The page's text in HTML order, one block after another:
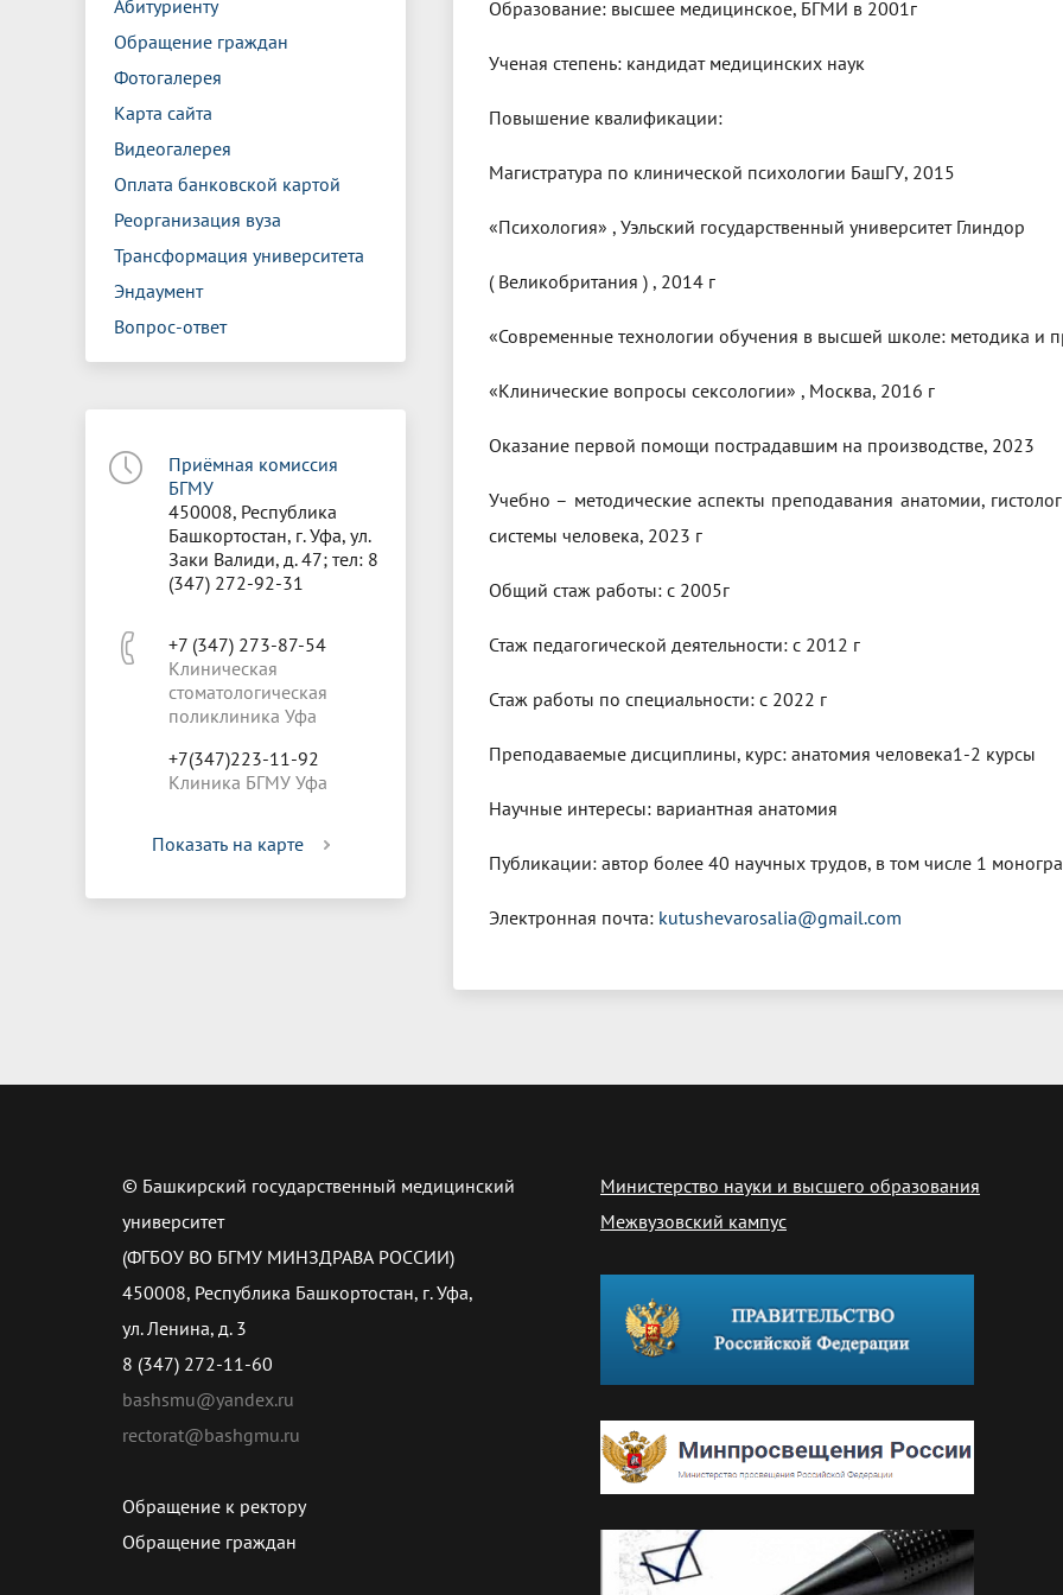
Абитуриенту
Обращение граждан
Фотогалерея
Карта сайта
Видеогалерея
Оплата банковской картой
Реорганизация вуза
Трансформация университета
Эндаумент
Вопрос-ответ
Приёмная комиссия
БГМУ
450008, Республика
Башкортостан, г. Уфа, ул.
Заки Валиди, д. 47; тел: 8
(347) 272-92-31
+7 (347) 273-87-54
Клиническая
стоматологическая
поликлиника Уфа
+7(347)223-11-92
Клиника БГМУ Уфа
Показать на карте
Образование: высшее медицинское, БГМИ в 2001г
Ученая степень: кандидат медицинских наук
Повышение квалификации:
Магистратура по клинической психологии БашГУ, 2015
«Психология» , Уэльский государственный университет Глиндор
( Великобритания ) , 2014 г
«Современные технологии обучения в высшей школе: методика и
«Клинические вопросы сексологии» , Москва, 2016 г
Оказание первой помощи пострадавшим на производстве, 2023
Учебно – методические аспекты преподавания анатомии,
системы человека, 2023 г
Общий стаж работы: с 2005г
Стаж педагогической деятельности: с 2012 г
Стаж работы по специальности: с 2022 г
Преподаваемые дисциплины, курс: анатомия человека1-2 курсы
Научные интересы: вариантная анатомия
Публикации: автор более 40 научных трудов, в том числе 1
Электронная почта: kutushevarosalia@gmail.com
© Башкирский государственный медицинский
университет
(ФГБОУ ВО БГМУ МИНЗДРАВА РОССИИ)
450008, Республика Башкортостан, г. Уфа,
ул. Ленина, д. 3
8 (347) 272-11-60
bashsmu@yandex.ru
rectorat@bashgmu.ru
Обращение к ректору
Обращение граждан
Министерство науки и высшего образования
Межвузовский кампус